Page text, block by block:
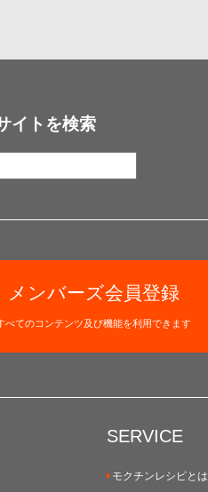
イトを検索
メンバーズ会員登録
べてのコンテンツ及び機能を利用できます
SERVICE
モクチンレシピとは